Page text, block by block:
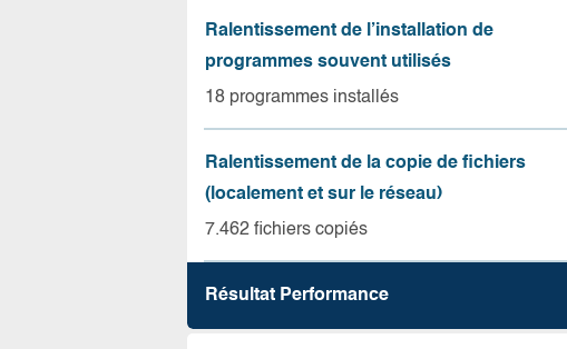
Ralentissement de l’installation de
programmes souvent utilisés
18 programmes installés
Ralentissement de la copie de fichiers
(localement et sur le réseau)
7.462 fichiers copiés
Résultat Performance